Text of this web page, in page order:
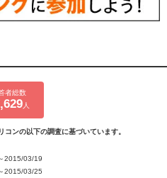
者総数
人
ンの以下の調査に基づいています。
2015/03/19
2015/03/25